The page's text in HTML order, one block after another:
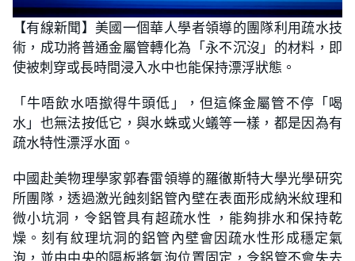
U
n
m
t
e
L
o
a
e
d
:
4
7
4
%
【有線新聞】美國一個華人學者領導的團隊利用疏水技
術，成功將普通金屬管轉化為「永不沉沒」的材料，即
使被刺穿或長時間浸入水中也能保持漂浮狀態。
「牛唔飲水唔撳得牛頭低」，但這條金屬管不停「喝
水」也無法按低它，與水蛛或火蟻等一樣，都是因為有
疏水特性漂浮水面。
中國赴美物理學家郭春雷領導的羅徹斯特大學光學研究
所團隊，透過激光蝕刻鋁管內壁在表面形成納米紋理和
微小坑洞，令鋁管具有超疏水性 ，能夠排水和保持乾
燥。刻有紋理坑洞的鋁管內壁會因疏水性形成穩定氣
泡，並由中央的隔板將氣泡位置固定，令鋁管不會失去